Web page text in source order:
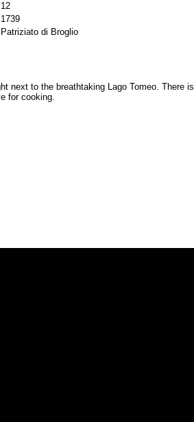
12
1739
Patriziato di Broglio
next to the breathtaking Lago Tomeo. There is
for cooking.